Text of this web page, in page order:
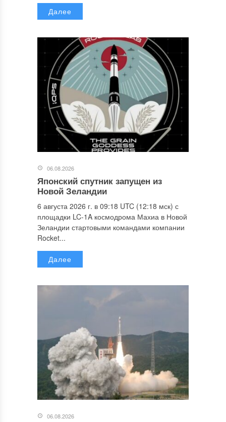
Далее
06.08.2026
Японский спутник запущен из
Новой Зеландии
6 августа 2026 г. в 09:18 UTC (12:18 мск) с
площадки LC-1A космодрома Махиа в Новой
Зеландии стартовыми командами компании
Rocket...
Далее
06.08.2026